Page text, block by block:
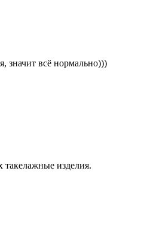
значит всё нормально)))
такелажные изделия.